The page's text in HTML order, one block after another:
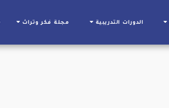
الدورات التدريبية مجلة فكر وتراث